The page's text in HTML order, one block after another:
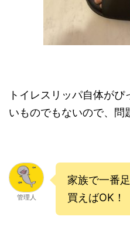
トイレスリッパ自体が
いものでもないので、問
管理人
家族で一番
買えばOK！